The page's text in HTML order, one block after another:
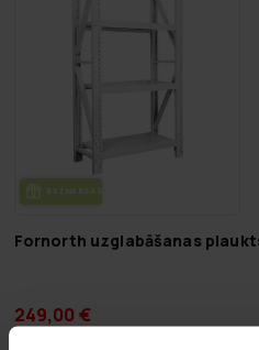
BEZ­MAK­SAS PIE­GĀ­DE
Fornorth uzglabāšanas
249,00 €